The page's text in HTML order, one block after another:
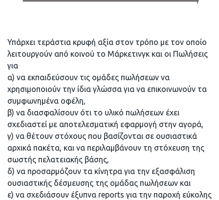
Υπάρχει τεράστια κρυφή αξία στον τρόπο με τον οποίο
λειτουργούν από κοινού το Μάρκετινγκ και οι Πωλήσεις
για
α) να εκπαιδεύσουν τις ομάδες πωλήσεων να
χρησιμοποιούν την ίδια γλώσσα για να επικοινωνούν τα
συμφωνημένα οφέλη,
β) να διασφαλίσουν ότι το υλικό πωλήσεων έχει
σχεδιαστεί με αποτελεσματική εφαρμογή στην αγορά,
γ) να θέτουν στόχους που βασίζονται σε ουσιαστικά
αρχικά πακέτα, και να περιλαμβάνουν τη στόχευση της
σωστής πελατειακής βάσης,
δ) να προσαρμόζουν τα κίνητρα για την εξασφάλιση
ουσιαστικής δέσμευσης της ομάδας πωλήσεων και
ε) να σχεδιάσουν έξυπνα reports για την παροχή εύκολης